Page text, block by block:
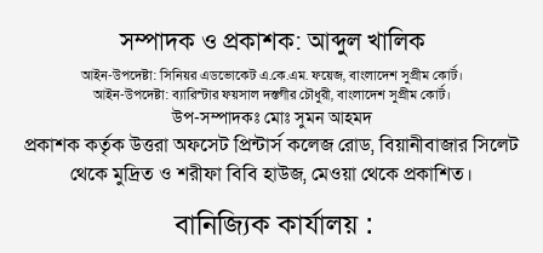
অল্পের জন্য রক্ষা পেল ২৭৭ যাত্রী বহন করা বিমান
দিল্লিতে শেখ হাসিনার বক্তব্য দেওয়া নিয়ে পররাষ্ট্র
মন্ত্রণালয়ের ক্ষোভ
সিলেটের সাবেক মন্ত্রী-এমপিরা কে কোথায়?
জুলাই আন্দোলন ছাত্র-জনতার বীরত্বের স্মারকস্তম্ভ:
বিয়ানীবাজারের ইউএনও
সম্পাদক ও প্রকাশক: আব্দুল খালিক
আইন-উপদেষ্টা: সিনিয়র এডভোকেট এ.কে.এম. ফয়েজ, বাংলাদেশ সুপ্রীম কোর্ট।
আইন-উপদেষ্টা: ব্যারিস্টার ফয়সাল দস্তগীর চৌধুরী, বাংলাদেশ সুপ্রীম কোর্ট।
উপ-সম্পাদকঃ মোঃ সুমন আহমদ
প্রকাশক কর্তৃক উত্তরা অফসেট প্রিন্টার্স কলেজ রোড, বিয়ানীবাজার সিলেট
থেকে মুদ্রিত ও শরীফা বিবি হাউজ, মেওয়া থেকে প্রকাশিত।
বানিজ্যিক কার্যালয় :